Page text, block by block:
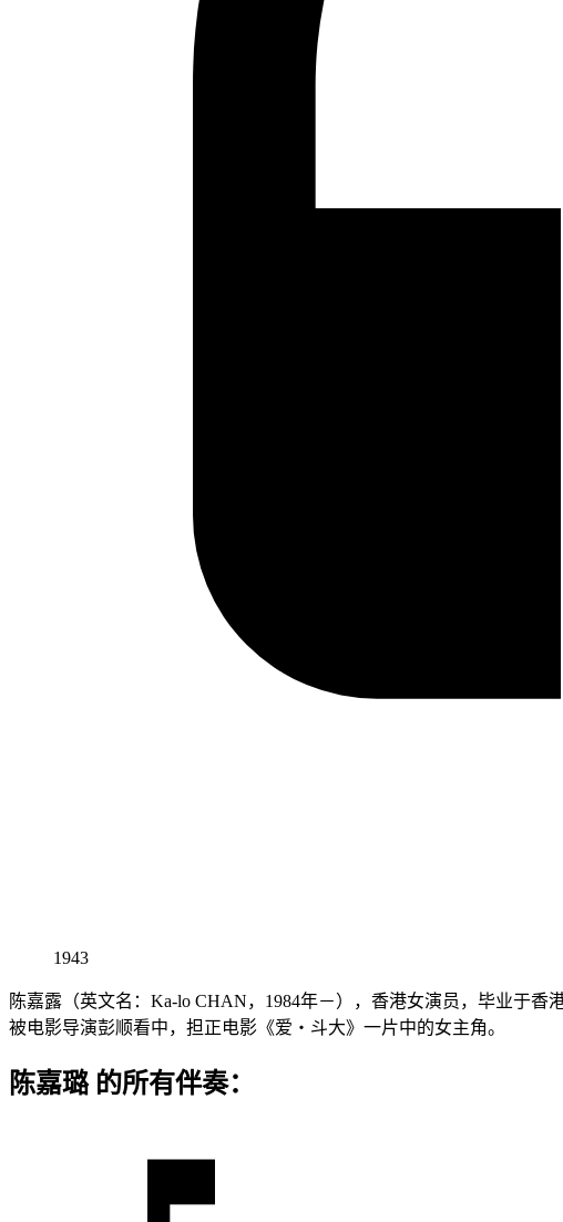
1943
陈嘉露（英文名：Ka-lo CHAN，1984年－），香港女演员，毕业于
被电影导演彭顺看中，担正电影《爱‧斗大》一片中的女主角。
陈嘉璐 的所有伴奏：